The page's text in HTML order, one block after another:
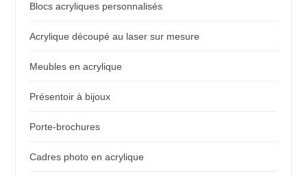
Blocs acryliques personnalisés
Acrylique découpé au laser sur mesure
Meubles en acrylique
Présentoir à bijoux
Porte-brochures
Cadres photo en acrylique